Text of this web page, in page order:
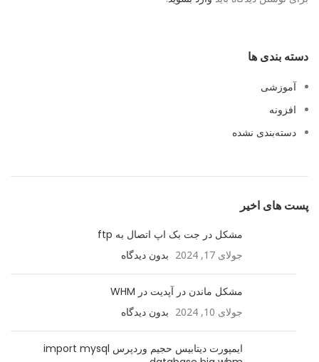
دسته بندی ها
آموزشی
افزونه
دسته‌بندی نشده
پست های اخیر
مشکل در جت بک اپ اتصال به ftp
جولای 17, 2024 بدون دیدگاه
مشکل ماندن در آپدیت در WHM
جولای 10, 2024 بدون دیدگاه
ایمپورت دیتابیس حجیم وردپرس import mysql